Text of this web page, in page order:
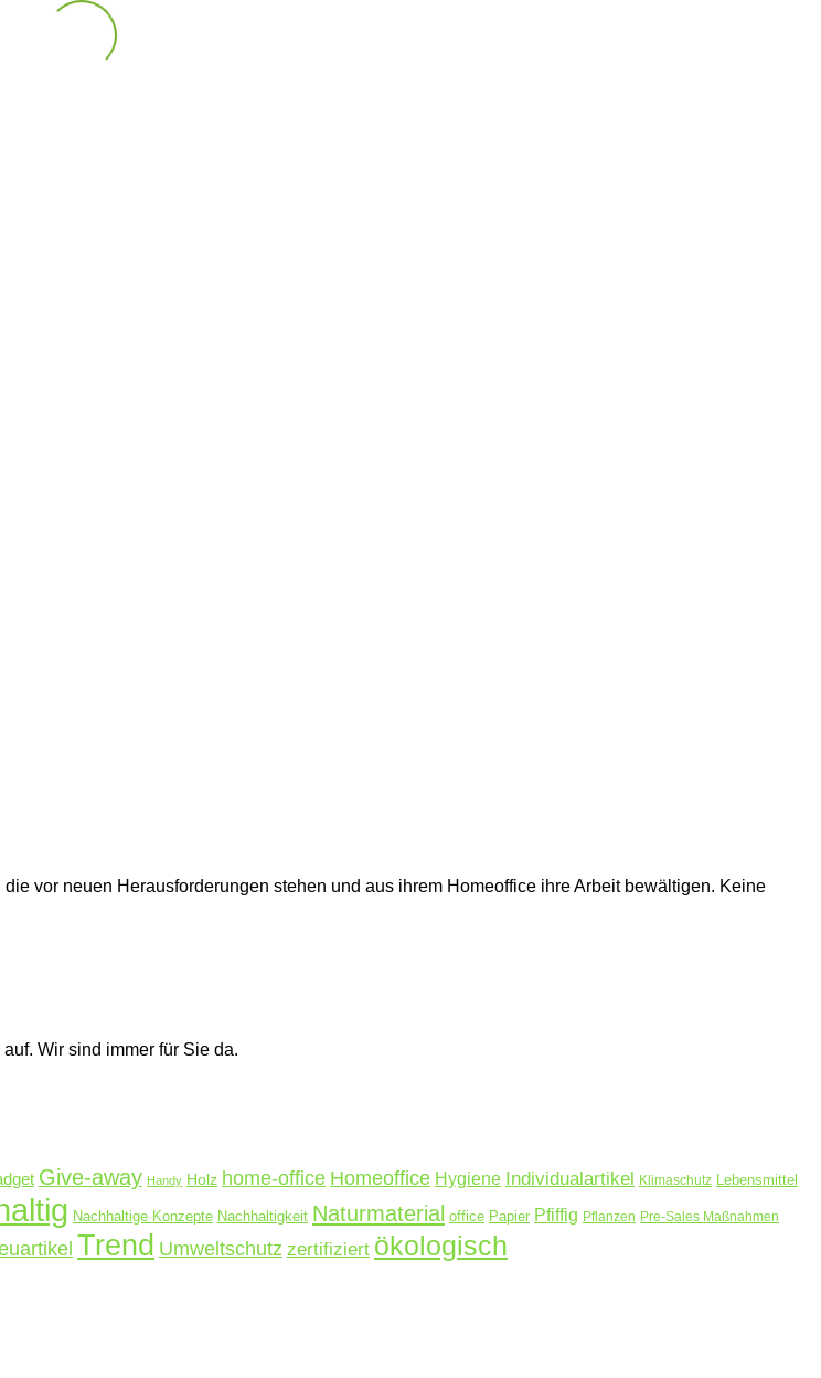
vor neuen Herausforderungen stehen und aus ihrem Homeoffice ihre Arbeit bewältigen. Keine
Wir sind immer für Sie da.
Give-away Handy Holz home-office Homeoffice Hygiene Individualartikel Klimaschutz Lebensmittel
Nachhaltige Konzepte Nachhaltigkeit Naturmaterial office Papier Pfiffig Pflanzen Pre-Sales Maßnahmen
Trend Umweltschutz zertifiziert ökologisch